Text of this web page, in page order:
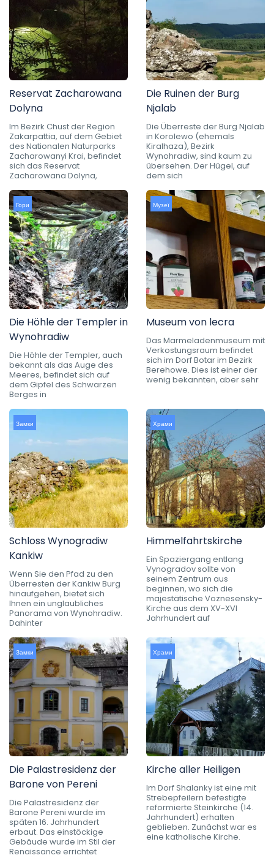
Reservat Zacharowana
Dolyna
Im Bezirk Chust der Region
Zakarpattia, auf dem Gebiet
des Nationalen Naturparks
Zacharowanyi Krai, befindet
sich das Reservat
Zacharowana Dolyna,
Die Ruinen der Burg
Njalab
Die Überreste der Burg Njalab
in Korolewo (ehemals
Kiralhaza), Bezirk
Wynohradiw, sind kaum zu
übersehen. Der Hügel, auf
dem sich
Гори
Die Höhle der Templer in
Wynohradiw
Die Höhle der Templer, auch
bekannt als das Auge des
Meeres, befindet sich auf
dem Gipfel des Schwarzen
Berges in
Музеї
Museum von lecra
Das Marmeladenmuseum mit
Verkostungsraum befindet
sich im Dorf Botar im Bezirk
Berehowe. Dies ist einer der
wenig bekannten, aber sehr
Замки
Schloss Wynogradiw
Kankiw
Wenn Sie den Pfad zu den
Überresten der Kankiw Burg
hinaufgehen, bietet sich
Ihnen ein unglaubliches
Panorama von Wynohradiw.
Dahinter
Храми
Himmelfahrtskirche
Ein Spaziergang entlang
Vynogradov sollte von
seinem Zentrum aus
beginnen, wo sich die
majestätische Voznesensky-
Kirche aus dem XV-XVI
Jahrhundert auf
Замки
Die Palastresidenz der
Barone von Pereni
Die Palastresidenz der
Barone Pereni wurde im
späten 16. Jahrhundert
erbaut. Das einstöckige
Gebäude wurde im Stil der
Renaissance errichtet
Храми
Kirche aller Heiligen
Im Dorf Shalanky ist eine mit
Strebepfeilern befestigte
reformierte Steinkirche (14.
Jahrhundert) erhalten
geblieben. Zunächst war es
eine katholische Kirche.